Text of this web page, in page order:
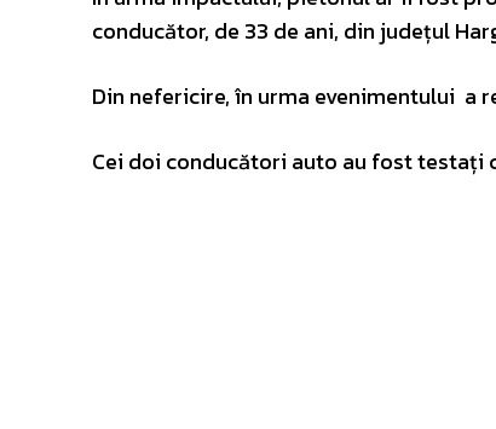
conducător, de 33 de ani, din județul
Din nefericire, în urma evenimentului a
Cei doi conducători auto au fost